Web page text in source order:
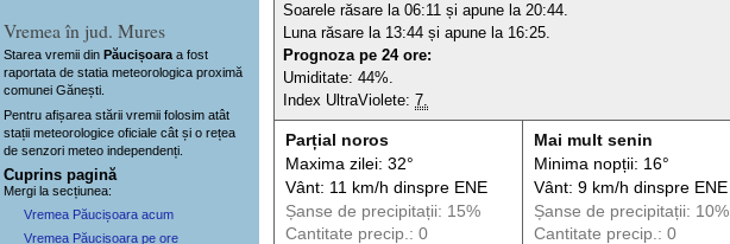
Soarele răsare la 06:11 și apune la 20:44.
Luna răsare la 13:44 și apune la 16:25.
Prognoza pe 24 ore:
Umiditate: 44%.
Index UltraViolete:7.
Parțial noros
Maxima zilei: 32°
Vânt: 11 km/h dinspreENE
Șanse de precipitații: 15%
Cantitate precip.: 0
Mai mult senin
Minima nopții: 16°
Vânt: 9 km/h dinspreENE
Șanse de precipitații: 10%
Cantitate precip.: 0
Vremea în jud. Mures
Starea vremii din Păucișoara a fost
raportata de statia meteorologica proximă
comunei Gănești.
Pentru afișarea stării vremii folosim atât
stații meteorologice oficiale cât și o rețea
de senzori meteoindependenți
Cuprins pagină
Mergi la secțiunea:
Vremea Păucișoara acum
Vremea Păucișoara pe ore